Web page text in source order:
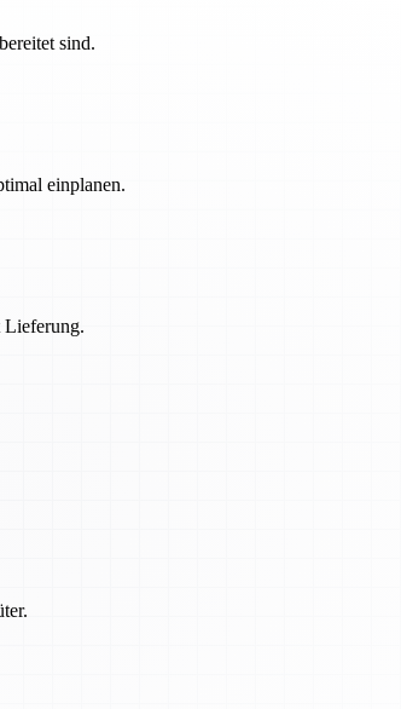
sind.
einplanen.
Lieferung.